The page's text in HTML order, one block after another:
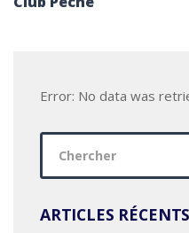
Error: No data was
Chercher
ARTICLES RÉCENTS